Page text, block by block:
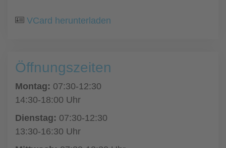
VCard herunterladen
Öffnungszeiten
Montag: 07:30-12:30
14:30-18:00 Uhr
Dienstag: 07:30-12:30
13:30-16:30 Uhr